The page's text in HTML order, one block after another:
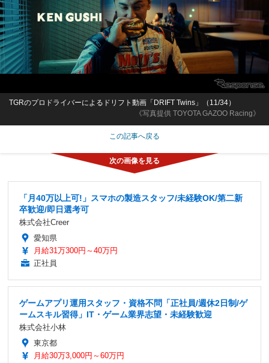
《写真提供 TOYOTA GAZOO Racing》
TGRのプロドライバーによるドリフト動画「DRIFT Twins」（11/34）
この記事へ戻る
「月40万以上可!」スマホの製造スタッフ/未経験OK/第二新
卒歓迎/即日選考可
株式会社Creer
愛知県
月給31万300円～40万円
正社員
ゲームアプリ運用スタッフ・資格不問「正社員/週休2日制/ゲ
ームスキル習得」IT・ゲーム業界志望・未経験歓迎
株式会社小林
東京都
月給30万3,000円～60万円